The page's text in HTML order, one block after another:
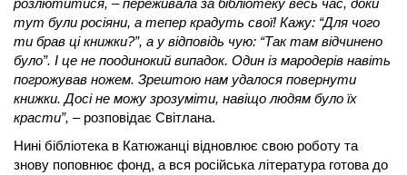
розлютитися, – переживала за бібліотеку весь час, доки
тут були росіяни, а тепер крадуть свої! Кажу: “Для чого
ти брав ці книжки?”, а у відповідь чую: “Так там відчинено
було”. І це не поодинокий випадок. Один із мародерів навіть
погрожував ножем. Зрештою нам удалося повернути
книжки. Досі не можу зрозуміти, навіщо людям було їх
красти”, – розповідає Світлана.
Нині бібліотека в Катюжанці відновлює свою роботу та
знову поповнює фонд, а вся російська література готова до